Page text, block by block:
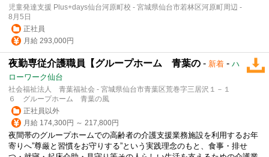
児童発達支援 Plus+days仙台河原町校 - 宮城県仙台市若林区河原町周辺 -
8月5日
正社員
月給 293,000円
夜勤専従介護職員【グループホーム 青葉の - 新着 - ハ
ローワーク仙台
社会福祉法人 青葉福祉会 - 宮城県仙台市青葉区荒巻字三居沢１－１
６ グループホーム 青葉の風
正社員以外
月給 174,300円 ～ 217,800円
夜間帯のグループホームでの高齢者の介護支援業務施設を利用するお年
寄りへ”尊厳と習慣をお守りする”という実践理念のもと、食事・排せ